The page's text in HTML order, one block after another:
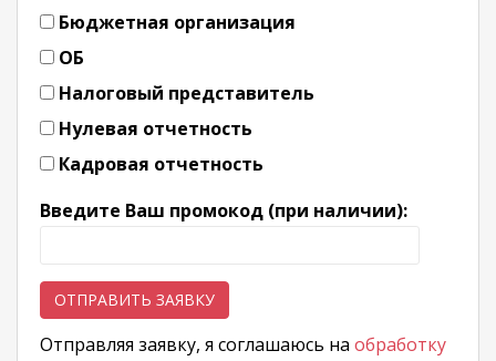
Бюджетная организация
ОБ
Налоговый представитель
Нулевая отчетность
Кадровая отчетность
Введите Ваш промокод (при наличии):
Отправляя заявку, я соглашаюсь на обработку